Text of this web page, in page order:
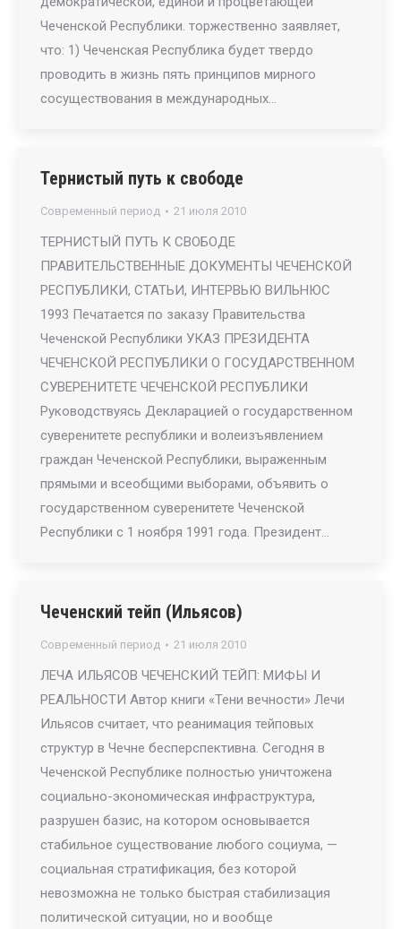
Чеченской Республики. торжественно заявляет,
что: 1) Чеченская Республика будет твердо
проводить в жизнь пять принципов мирного
сосуществования в международных…
Тернистый путь к свободе
Современный период 21 июля 2010
ТЕРНИСТЫЙ ПУТЬ К СВОБОДЕ
ПРАВИТЕЛЬСТВЕННЫЕ ДОКУМЕНТЫ ЧЕЧЕНСКОЙ
РЕСПУБЛИКИ, СТАТЬИ, ИНТЕРВЬЮ ВИЛЬНЮС
1993 Печатается по заказу Правительства
Чеченской Республики УКАЗ ПРЕЗИДЕНТА
ЧЕЧЕНСКОЙ РЕСПУБЛИКИ О ГОСУДАРСТВЕННОМ
СУВЕРЕНИТЕТЕ ЧЕЧЕНСКОЙ РЕСПУБЛИКИ
Руководствуясь Декларацией о государственном
суверенитете республики и волеизъявлением
граждан Чеченской Республики, выраженным
прямыми и всеобщими выборами, объявить о
государственном суверенитете Чеченской
Республики с 1 ноября 1991 года. Президент…
Чеченский тейп (Ильясов)
Современный период 21 июля 2010
ЛЕЧА ИЛЬЯСОВ ЧЕЧЕНСКИЙ ТЕЙП: МИФЫ И
РЕАЛЬНОСТИ Автор книги «Тени вечности» Лечи
Ильясов считает, что реанимация тейповых
структур в Чечне бесперспективна. Сегодня в
Чеченской Республике полностью уничтожена
социально-экономическая инфраструктура,
разрушен базис, на котором основывается
стабильное существование любого социума, —
социальная стратификация, без которой
невозможна не только быстрая стабилизация
политической ситуации, но и вообще